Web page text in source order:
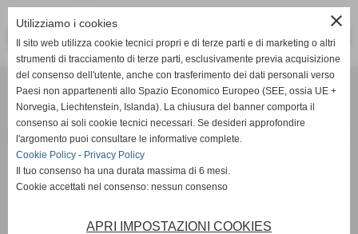
<< PRECEDENTE SUCCESSIVO >>
P.I. Partita IVA 02444480350 C.F Codice Fiscale 91152640354
Via Dell´Eco n.° 10 - Chiozza -42019 - SCANDIANO - REGGIO EMILIA - 42019 - SCANDIANO (REGGIO EMILIA)
Tel. 0522 855072 Fax 0522 765574
picciati.alberto@hotmail.it asd.sporting@gmail.com scandianesecalcio@gmail.com
Tutte le foto presenti nel sito e le Foto Gallery sono esclusiva proprieta´ della societa´ " Scandianese
www.scandianese.com
close
Utilizziamo i cookies
Il sito web utilizza cookie tecnici propri e di terze parti e di marketing o altri
strumenti di tracciamento di terze parti, esclusivamente previa acquisizione
del consenso dell'utente, anche con trasferimento dei dati personali verso
Paesi non appartenenti allo Spazio Economico Europeo (SEE, ossia UE +
Norvegia, Liechtenstein, Islanda). La chiusura del banner comporta il
consenso ai soli cookie tecnici necessari. Se desideri approfondire
l'argomento puoi consultare le informative complete.
Cookie Policy - Privacy Policy
Il tuo consenso ha una durata massima di 6 mesi.
Cookie accettati nel consenso: nessun consenso
APRI IMPOSTAZIONI COOKIES